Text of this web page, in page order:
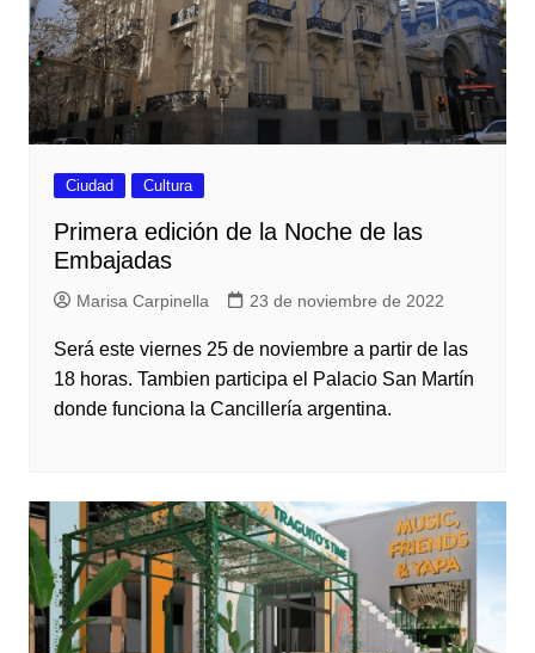
Ciudad Cultura
Primera edición de la Noche de las
Embajadas
Marisa Carpinella 23 de noviembre de 2022
Será este viernes 25 de noviembre a partir de las
18 horas. Tambien participa el Palacio San Martín
donde funciona la Cancillería argentina.